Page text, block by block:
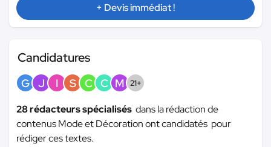
+ Devis immédiat !
Candidatures
G J I S C C M 21+
28 rédacteurs spécialisés dans la rédaction de
contenus Mode et Décoration ont candidatés pour
rédiger ces textes.